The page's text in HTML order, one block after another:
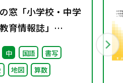
窓「小学校・中学
情報誌」
2025年9月発行
中 国語
書写
地図 算数